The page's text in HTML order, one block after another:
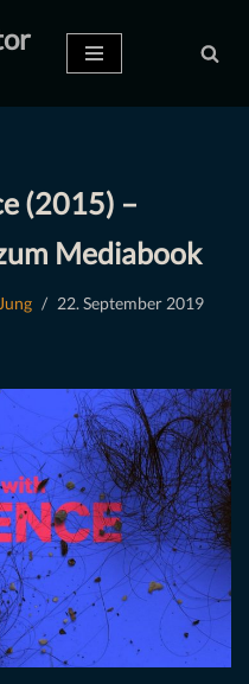
(2015) –
Mediabook
22. September 2019